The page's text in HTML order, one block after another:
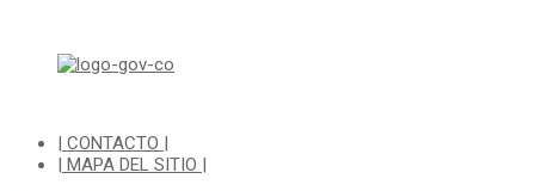
| CONTACTO |
| MAPA DEL SITIO |